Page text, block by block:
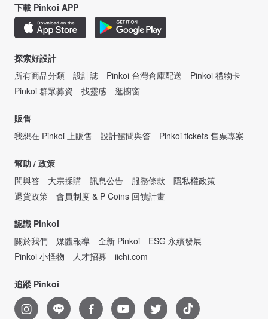
下載 Pinkoi APP
探索好設計
所有商品分類
設計誌 Pinkoi 台灣倉庫配送
Pinkoi 禮物卡
Pinkoi 群眾募資
找靈感 逛櫥窗
販售
我想在 Pinkoi 上販售
設計館問與答 Pinkoi tickets 售票專案
幫助 / 政策
問與答
大宗採購 訊息公告 服務條款
隱私權政策
退貨政策
會員制度 & P Coins 回饋計畫
認識 Pinkoi
關於我們
媒體報導 全新 Pinkoi
ESG 永續發展
Pinkoi 小怪物
人才招募 iichi.com
追蹤 Pinkoi